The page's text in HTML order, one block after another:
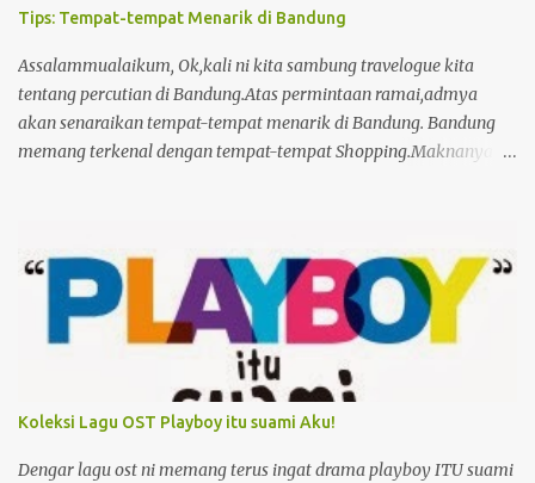
Tips: Tempat-tempat Menarik di Bandung
Assalammualaikum, Ok,kali ni kita sambung travelogue kita
tentang percutian di Bandung.Atas permintaan ramai,admya
akan senaraikan tempat-tempat menarik di Bandung. Bandung
memang terkenal dengan tempat-tempat Shopping.Maknanya,
Bandung.Ada pelbagai pakaian di jual di sini.Kain pasang,Kain
batik,Baju siap,Telekong. Kalau korang memang shopaholic-
pastikan korang bawak duit secukupnya. Ramai rakyat Malaysia
sampai kehabisan rupiah bila shopping kat Bandung..hehe
Kitaorang pun.last-last money changer dengan Supir. Kat sini je
macam-macam kami rembat-Telekung 5 pasang, kain batik, baju
tshirt Bandung.skirt jeans,keychain. Tips: - Pasar Baru ni tutup
dalam pukul 5.Pukul 4.30 pun ada banyak kedai dah tutup. So
Koleksi Lagu OST Playboy itu suami Aku!
Dengar lagu ost ni memang terus ingat drama playboy ITU suami